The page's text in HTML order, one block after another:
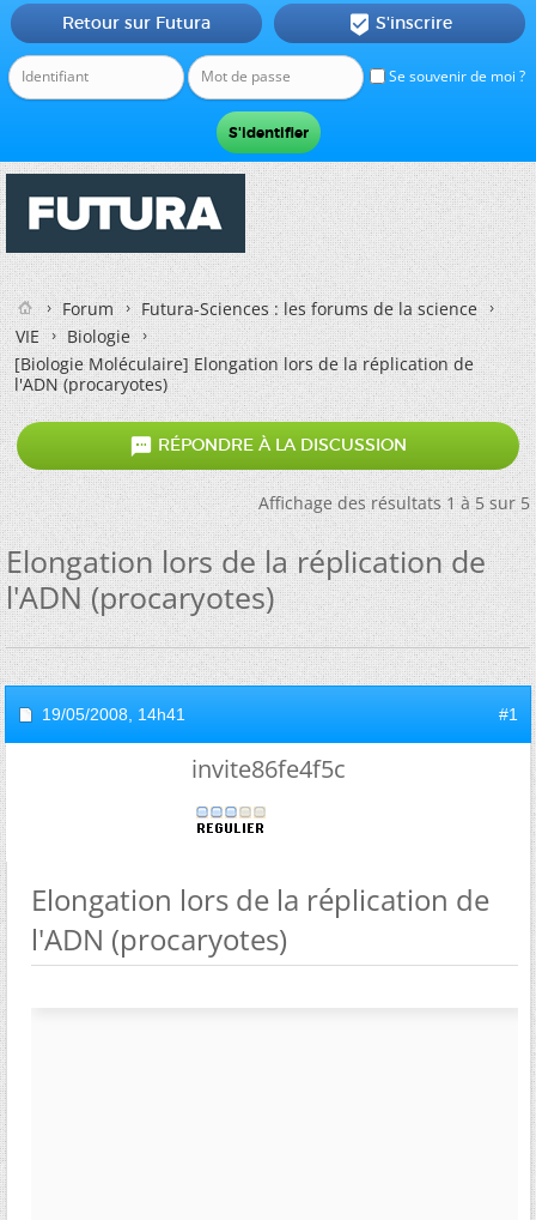
Se souvenir de moi ?
Retour sur Futura  S'inscrire
Forum
Futura-Sciences : les forums de la science
VIE
Biologie
[Biologie Moléculaire]Elongation lors de la réplication de
l'ADN (procaryotes)
 RÉPONDRE À LA DISCUSSION
Affichage des résultats 1 à 5 sur 5
Elongation lors de la réplication de
l'ADN (procaryotes)
19/05/2008, 14h41 #1
invite86fe4f5c
Elongation lors de la réplication de
l'ADN (procaryotes)